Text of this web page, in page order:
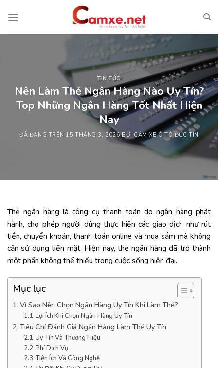
đến
TIN TỨC
Nên Làm Thẻ Ngân Hàng Nào Uy Tín?
Top Những Ngân Hàng Tốt Nhất Hiện
Nay
ĐÃ ĐĂNG TRÊN 15 THÁNG 3, 2026 BỞI CẦM XE Ô TÔ ĐỨC TÍN
Thẻ ngân hàng là công cụ thanh toán do ngân hàng phát
hành, cho phép người dùng thực hiện các giao dịch như rút
tiền, chuyển khoản, thanh toán online và mua sắm mà không
cần sử dụng tiền mặt. Hiện nay, thẻ ngân hàng đã trở thành
một phần không thể thiếu trong cuộc sống hiện đại.
Mục lục
Vì Sao Nên Chọn Ngân Hàng Uy Tín Khi Làm Thẻ?
Lợi Ích Khi Chọn Ngân Hàng Uy Tín
Tiêu Chí Đánh Giá Ngân Hàng Làm Thẻ Uy Tín
Uy Tín Và Thương Hiệu
Phí Dịch Vụ
Tiện Ích Và Công Nghệ